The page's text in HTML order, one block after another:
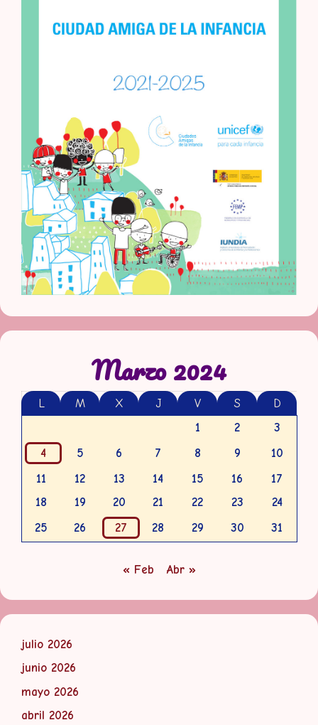
Marzo 2024
L M X J V S
D
1
2
3
4
5 6 7 8 9
10
11
12 13 14 15 16
17
18
19 20 21 22 23
24
25
26 27 28 29 30 31
« Feb Abr »
julio 2026
junio 2026
mayo 2026
abril 2026